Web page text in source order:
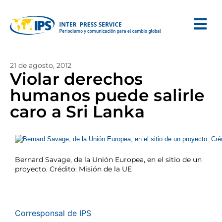
21 de agosto, 2012
Violar derechos
humanos puede salirle
caro a Sri Lanka
Bernard Savage, de la Unión Europea, en el sitio de un
proyecto. Crédito: Misión de la UE
Corresponsal de IPS